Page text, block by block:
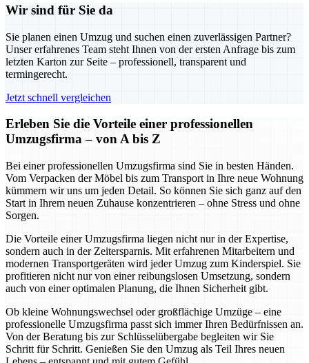
Wir sind für Sie da
Sie planen einen Umzug und suchen einen zuverlässigen Partner?
Unser erfahrenes Team steht Ihnen von der ersten Anfrage bis zum
letzten Karton zur Seite – professionell, transparent und
termingerecht.
Jetzt schnell vergleichen
Erleben Sie die Vorteile einer professionellen
Umzugsfirma – von A bis Z
Bei einer professionellen Umzugsfirma sind Sie in besten Händen.
Vom Verpacken der Möbel bis zum Transport in Ihre neue Wohnung
kümmern wir uns um jeden Detail. So können Sie sich ganz auf den
Start in Ihrem neuen Zuhause konzentrieren – ohne Stress und ohne
Sorgen.
Die Vorteile einer Umzugsfirma liegen nicht nur in der Expertise,
sondern auch in der Zeitersparnis. Mit erfahrenen Mitarbeitern und
modernen Transportgeräten wird jeder Umzug zum Kinderspiel. Sie
profitieren nicht nur von einer reibungslosen Umsetzung, sondern
auch von einer optimalen Planung, die Ihnen Sicherheit gibt.
Ob kleine Wohnungswechsel oder großflächige Umzüge – eine
professionelle Umzugsfirma passt sich immer Ihren Bedürfnissen an.
Von der Beratung bis zur Schlüsselübergabe begleiten wir Sie
Schritt für Schritt. Genießen Sie den Umzug als Teil Ihres neuen